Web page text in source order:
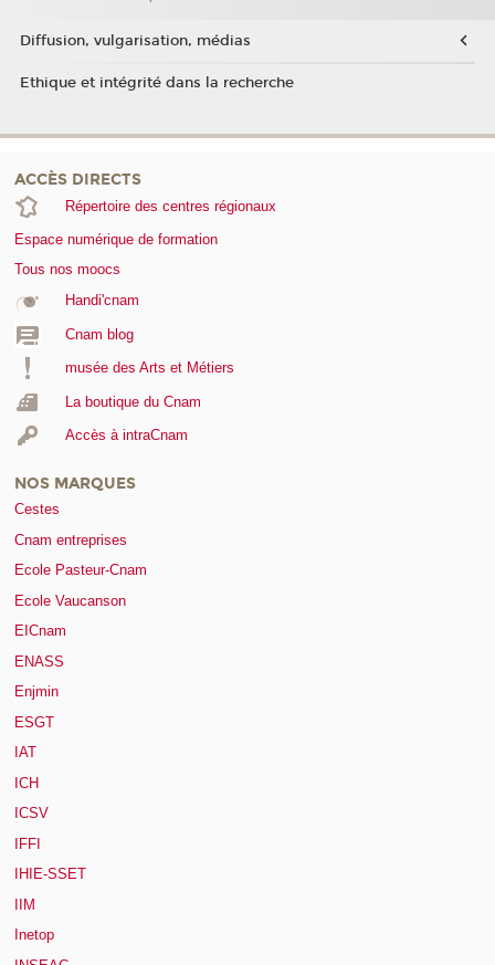
Diffusion, vulgarisation, médias
Ethique et intégrité dans la recherche
ACCÈS DIRECTS
Répertoire des centres régionaux
Espace numérique de formation
Tous nos moocs
Handi'cnam
Cnam blog
musée des Arts et Métiers
La boutique du Cnam
Accès à intraCnam
NOS MARQUES
Cestes
Cnam entreprises
Ecole Pasteur-Cnam
Ecole Vaucanson
EICnam
ENASS
Enjmin
ESGT
IAT
ICH
ICSV
IFFI
IHIE-SSET
IIM
Inetop